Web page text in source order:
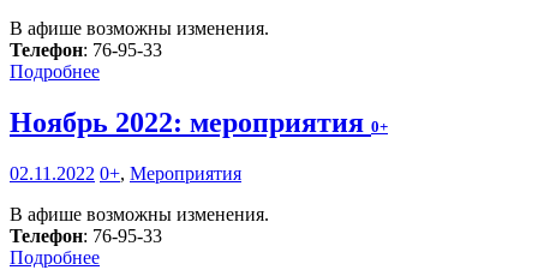
В афише возможны изменения.
Телефон: 76-95-33
Подробнее
Ноябрь 2022: мероприятия 0+
02.11.2022 0+, Мероприятия
В афише возможны изменения.
Телефон: 76-95-33
Подробнее